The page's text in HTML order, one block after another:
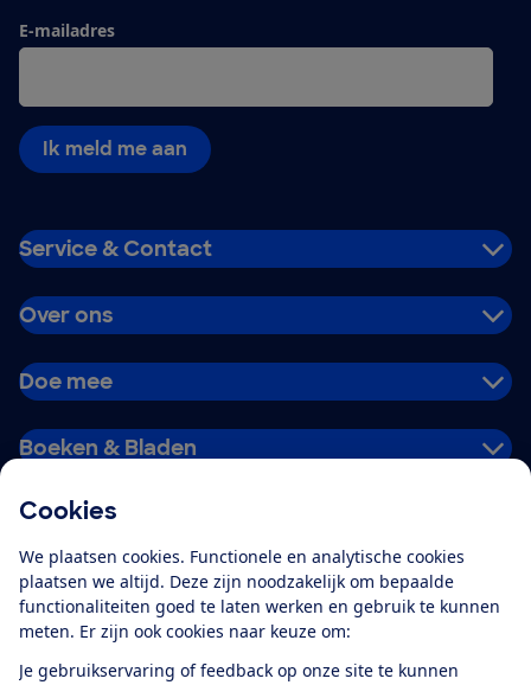
Cookies
We plaatsen cookies. Functionele en analytische cookies
plaatsen we altijd. Deze zijn noodzakelijk om bepaalde
functionaliteiten goed te laten werken en gebruik te kunnen
meten. Er zijn ook cookies naar keuze om:
Je gebruikservaring of feedback op onze site te kunnen
E-mailadres
Ik meld me aan
Service & Contact
Over ons
Doe mee
Boeken & Bladen
Alles over de